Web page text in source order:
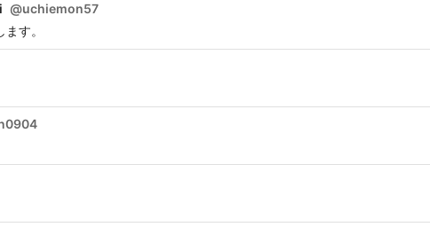
@uchiemon57
す。